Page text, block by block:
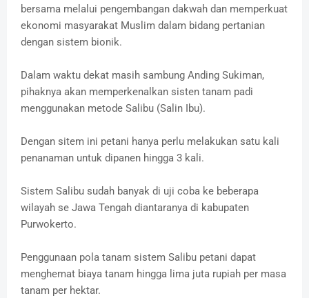
bersama melalui pengembangan dakwah dan memperkuat
ekonomi masyarakat Muslim dalam bidang pertanian
dengan sistem bionik.
Dalam waktu dekat masih sambung Anding Sukiman,
pihaknya akan memperkenalkan sisten tanam padi
menggunakan metode Salibu (Salin Ibu).
Dengan sitem ini petani hanya perlu melakukan satu kali
penanaman untuk dipanen hingga 3 kali.
Sistem Salibu sudah banyak di uji coba ke beberapa
wilayah se Jawa Tengah diantaranya di kabupaten
Purwokerto.
Penggunaan pola tanam sistem Salibu petani dapat
menghemat biaya tanam hingga lima juta rupiah per masa
tanam per hektar.